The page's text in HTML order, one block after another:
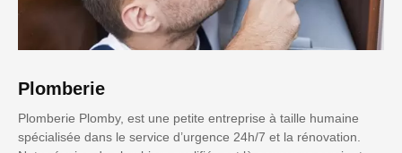
Plomberie
Plomberie Plomby, est une petite entreprise à taille humaine
spécialisée dans le service d’urgence 24h/7 et la rénovation.